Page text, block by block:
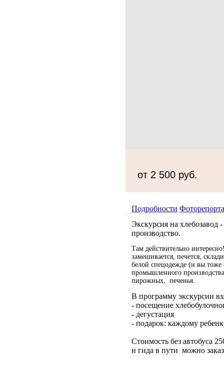
от 2 500 руб.
Подробности
Экскурсия на
производство.
Там действительно
замешивается, печется,
белой спецодежде (и вы тоже
промышленного
пирожных, печенья.
В программу экскурсии
- посещение
- дегустация
- подарок: каждому
Стоимость без автобуса
и гида в пути можно